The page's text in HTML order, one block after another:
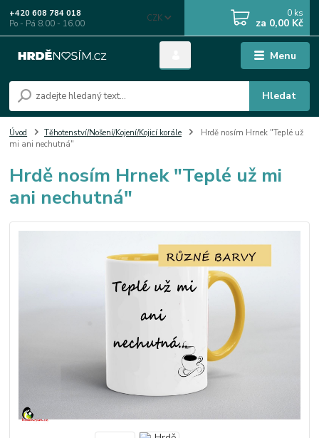
Menu
CZK
Hledat
+420 608 784 018
Po - Pá 8.00 - 16.00
0 ks
za 0,00 Kč
Úvod Těhotenství/Nošení/Kojení/Kojicí korále
Hrdě nosím Hrnek "Teplé už
mi ani nechutná"
Hrdě nosím Hrnek "Teplé už mi
ani nechutná"